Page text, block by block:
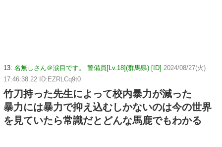
13: 名無しさん＠涙目です。 警備員[Lv.18](群馬県) [ID] 2024/08/27(火)
17:46:38.22 ID:EZRLCq9t0
竹刀持った先生によって校内暴力が減った
暴力には暴力で抑え込むしかないのは今の世界
を見ていたら常識だとどんな馬鹿でもわかる